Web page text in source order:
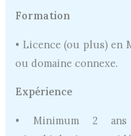
Formation
• Licence (ou plus) en
ou domaine connexe.
Expérience
• Minimum 2 ans